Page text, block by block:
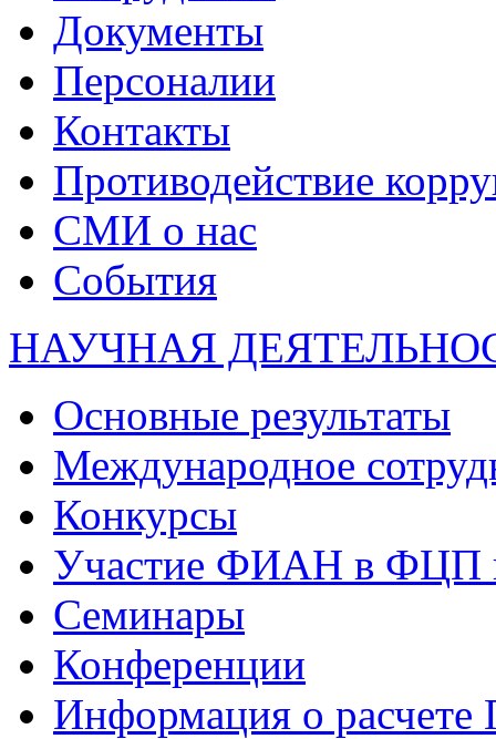
Документы
Персоналии
Контакты
Противодействие
СМИ о нас
События
НАУЧНАЯ
Основные результаты
Международное
Конкурсы
Участие ФИАН в ФЦП
Семинары
Конференции
Информация о